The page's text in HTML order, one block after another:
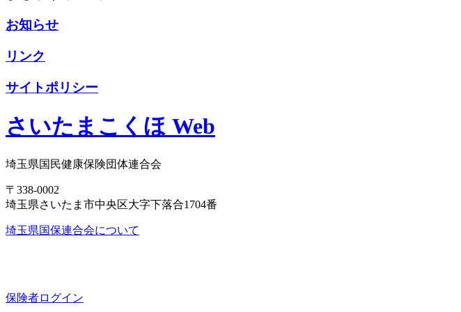
お知らせ
リンク
サイトポリシー
さいたまこくほ Web
埼玉県国民健康保険団体連合会
〒338-0002
埼玉県さいたま市中央区大字下落合1704番
埼玉県国保連合会について
保険者ログイン